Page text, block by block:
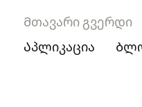
Მთავარი გვერდი
Აპლიკაცია